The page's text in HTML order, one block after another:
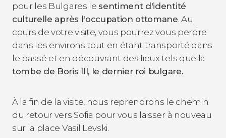
pour les Bulgares le sentiment d'identité
culturelle après l'occupation ottomane. Au
cours de votre visite, vous pourrez vous perdre
dans les environs tout en étant transporté dans
le passé et en découvrant des lieux tels que la
tombe de Boris III, le dernier roi bulgare.
À la fin de la visite, nous reprendrons le chemin
du retour vers Sofia pour vous laisser à nouveau
sur la place Vasil Levski.